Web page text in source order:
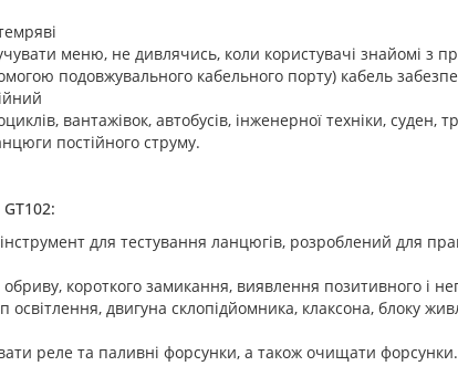
меню, не дивлячись, коли користувачі знайомі з
подовжувального кабельного порту) кабель
вантажівок, автобусів, інженерної техніки, суден,
постійного струму.
для тестування ланцюгів, розроблений для
короткого замикання, виявлення позитивного і
двигуна склопідйомника, клаксона, блоку
реле та паливні форсунки, а також очищати форсунки.